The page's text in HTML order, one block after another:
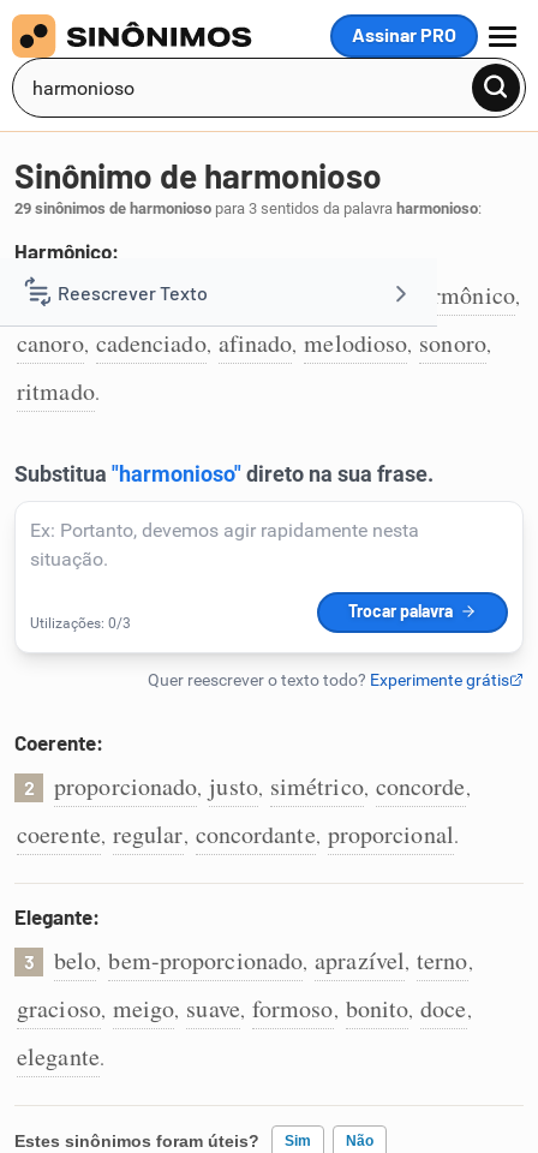
Assinar PRO
MENU
Reescrever Texto
Resumir Texto
Detector de IA
Humanizador de IA
Caça-palavras
Dicionário
Sinônimos
Sinônimo de harmonioso
29 sinônimos de harmonioso para 3 sentidos da palavra harmonioso:
Harmônico:
1 eufônico,equilibrado compassado, harmônico,
canoro, cadenciado, afinado, melodioso, sonoro,
ritmado.
Coerente:
2 proporcionado, justo, simétrico, concorde,
coerente, regular, concordante, proporcional.
Elegante:
3 belo, bem-proporcionado, aprazível, terno,
gracioso, meigo, suave, formoso, bonito, doce,
elegante.
Estes sinônimos foram úteis? Sim Não